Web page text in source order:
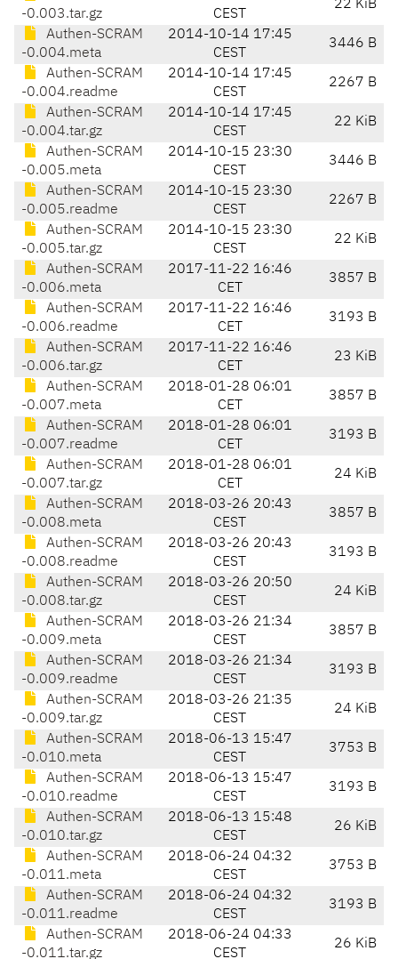
-0.003.tar.gz
CEST
22 KiB
Authen-SCRAM
-0.004.meta
2014-10-14 17:45
CEST
3446 B
Authen-SCRAM
-0.004.readme
2014-10-14 17:45
CEST
2267 B
Authen-SCRAM
-0.004.tar.gz
2014-10-14 17:45
CEST
22 KiB
Authen-SCRAM
-0.005.meta
2014-10-15 23:30
CEST
3446 B
Authen-SCRAM
-0.005.readme
2014-10-15 23:30
CEST
2267 B
Authen-SCRAM
-0.005.tar.gz
2014-10-15 23:30
CEST
22 KiB
Authen-SCRAM
-0.006.meta
2017-11-22 16:46
CET
3857 B
Authen-SCRAM
-0.006.readme
2017-11-22 16:46
CET
3193 B
Authen-SCRAM
-0.006.tar.gz
2017-11-22 16:46
CET
23 KiB
Authen-SCRAM
-0.007.meta
2018-01-28 06:01
CET
3857 B
Authen-SCRAM
-0.007.readme
2018-01-28 06:01
CET
3193 B
Authen-SCRAM
-0.007.tar.gz
2018-01-28 06:01
CET
24 KiB
Authen-SCRAM
-0.008.meta
2018-03-26 20:43
CEST
3857 B
Authen-SCRAM
-0.008.readme
2018-03-26 20:43
CEST
3193 B
Authen-SCRAM
-0.008.tar.gz
2018-03-26 20:50
CEST
24 KiB
Authen-SCRAM
-0.009.meta
2018-03-26 21:34
CEST
3857 B
Authen-SCRAM
-0.009.readme
2018-03-26 21:34
CEST
3193 B
Authen-SCRAM
-0.009.tar.gz
2018-03-26 21:35
CEST
24 KiB
Authen-SCRAM
-0.010.meta
2018-06-13 15:47
CEST
3753 B
Authen-SCRAM
-0.010.readme
2018-06-13 15:47
CEST
3193 B
Authen-SCRAM
-0.010.tar.gz
2018-06-13 15:48
CEST
26 KiB
Authen-SCRAM
-0.011.meta
2018-06-24 04:32
CEST
3753 B
Authen-SCRAM
-0.011.readme
2018-06-24 04:32
CEST
3193 B
Authen-SCRAM
-0.011.tar.gz
2018-06-24 04:33
CEST
26 KiB